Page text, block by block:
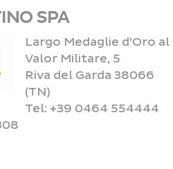
SPA
Largo Medaglie d’Oro al
Valor Militare, 5
Riva del Garda 38066
(TN)
Tel: +39 0464 554444